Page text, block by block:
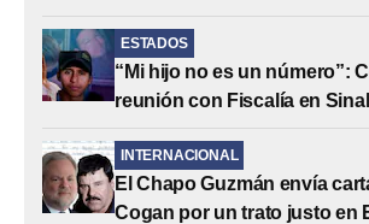
ESTADOS
“Mi hijo no es un número”:
reunión con Fiscalía en
INTERNACIONAL
El Chapo Guzmán envía
Cogan por un trato justo en